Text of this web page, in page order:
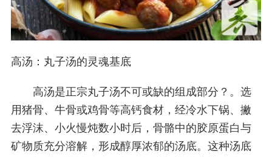
高汤：丸子汤的灵魂基底
高汤是正宗丸子汤不可或缺的组成部分？。选
用猪骨、牛骨或鸡骨等高钙食材，经冷水下锅、撇
去浮沫、小火慢炖数小时后，骨骼中的胶原蛋白与
矿物质充分溶解，形成醇厚浓郁的汤底。这种汤底